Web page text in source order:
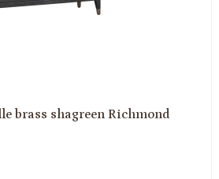
brass shagreen Richmond